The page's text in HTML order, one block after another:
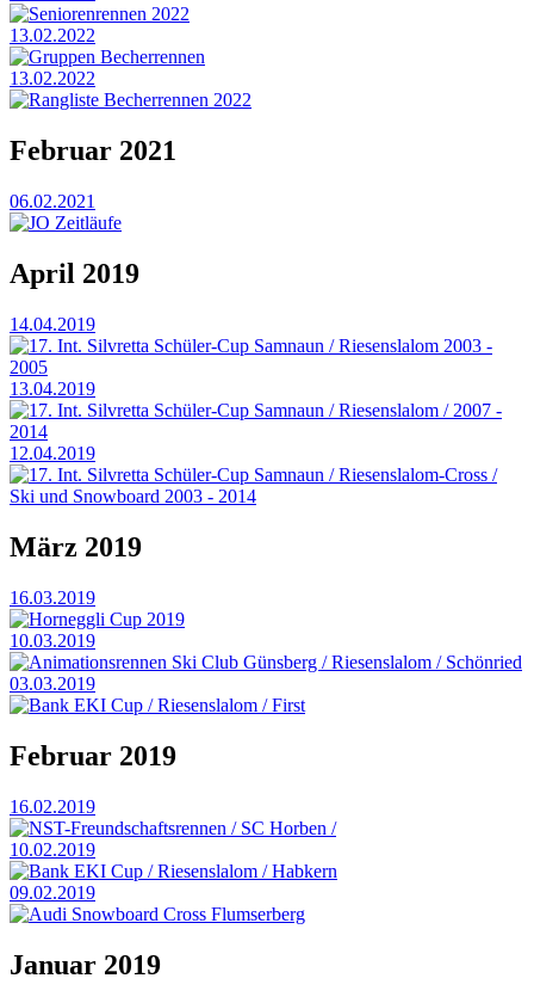
Seniorenrennen 2022
13.02.2022
Gruppen Becherrennen
13.02.2022
Rangliste Becherrennen 2022
Februar 2021
06.02.2021
JO Zeitläufe
April 2019
14.04.2019
17. Int. Silvretta Schüler-Cup Samnaun / Riesenslalom 2003 -
2005
13.04.2019
17. Int. Silvretta Schüler-Cup Samnaun / Riesenslalom / 2007 -
2014
12.04.2019
17. Int. Silvretta Schüler-Cup Samnaun / Riesenslalom-Cross /
Ski und Snowboard 2003 - 2014
März 2019
16.03.2019
Horneggli Cup 2019
10.03.2019
Animationsrennen Ski Club Günsberg / Riesenslalom / Schönried
03.03.2019
Bank EKI Cup / Riesenslalom / First
Februar 2019
16.02.2019
NST-Freundschaftsrennen / SC Horben /
10.02.2019
Bank EKI Cup / Riesenslalom / Habkern
09.02.2019
Audi Snowboard Cross Flumserberg
Januar 2019